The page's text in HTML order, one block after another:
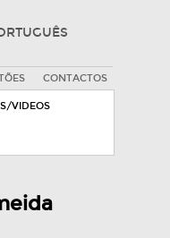
CONTACTOS
VIDEOS